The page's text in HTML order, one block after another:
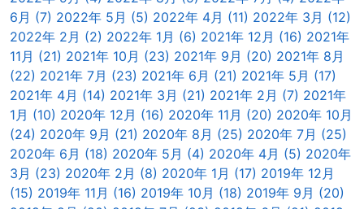
6月 (7) 2022年 5月 (5) 2022年 4月 (11) 2022年 3月 (12)
2022年 2月 (2) 2022年 1月 (6) 2021年 12月 (16) 2021年
11月 (21) 2021年 10月 (23) 2021年 9月 (20) 2021年 8月
(22) 2021年 7月 (23) 2021年 6月 (21) 2021年 5月 (17)
2021年 4月 (14) 2021年 3月 (21) 2021年 2月 (7) 2021年
1月 (10) 2020年 12月 (16) 2020年 11月 (20) 2020年 10月
(24) 2020年 9月 (21) 2020年 8月 (25) 2020年 7月 (25)
2020年 6月 (18) 2020年 5月 (4) 2020年 4月 (5) 2020年
3月 (23) 2020年 2月 (8) 2020年 1月 (17) 2019年 12月
(15) 2019年 11月 (16) 2019年 10月 (18) 2019年 9月 (20)